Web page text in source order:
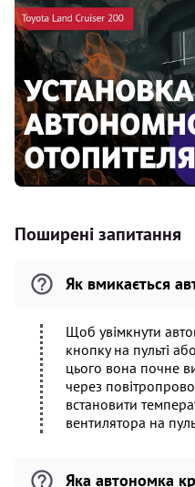
Поширені запитання
Як вмикається
Щоб увімкнути
кнопку на пульті
цього вона почне
через
встановити
вентилятора на
Яка автономка